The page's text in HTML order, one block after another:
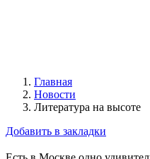
Главная
Новости
Литература на высоте
Добавить в закладки